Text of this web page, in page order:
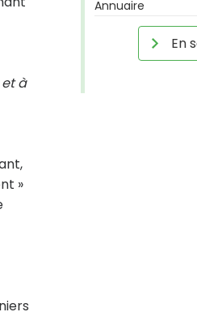
à
»
Annuaire
En